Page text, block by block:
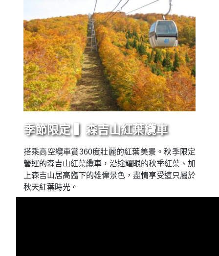
季節限定 ▍森吉山紅葉纜車
搭乘高空纜車賞360度壯麗的紅葉美景。秋季限定
營運的森吉山紅葉纜車，沿途耀眼的秋季紅葉、加
上森吉山居高臨下的雄偉景色，盡情享受這只屬於
秋天紅葉時光。